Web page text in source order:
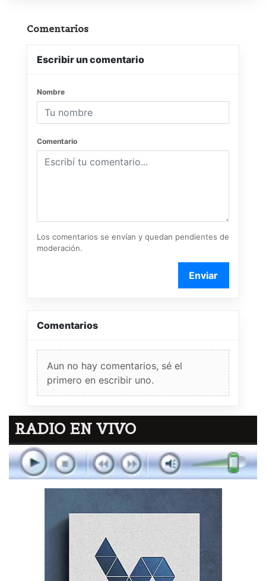
Comentarios
Escribir un comentario
Nombre
Comentario
Los comentarios se envían y quedan pendientes de
moderación.
Enviar
Comentarios
Aun no hay comentarios, sé el
primero en escribir uno.
RADIO EN VIVO